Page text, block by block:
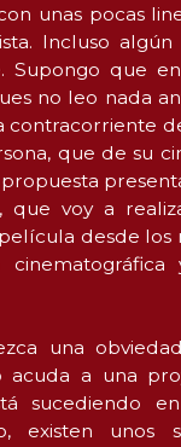
unas pocas
Incluso
Supongo que
no leo nada
contracorriente
que de su
que voy a
desde los
una
acuda a una
sucediendo
existen unos